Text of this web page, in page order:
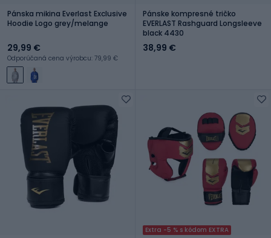
Pánska mikina Everlast Exclusive
Hoodie Logo grey/melange
29,99 €
Odporúčaná cena výrobcu: 79,99 €
Pánske kompresné tričko
EVERLAST Rashguard Longsleeve
black 4430
38,99 €
Extra -5 % s kódom EXTRA